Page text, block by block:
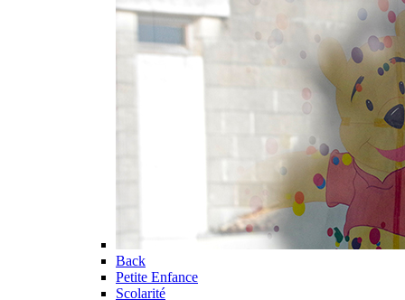
Back
Petite Enfance
Scolarité